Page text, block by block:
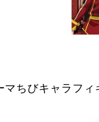
マちびキャラフィ